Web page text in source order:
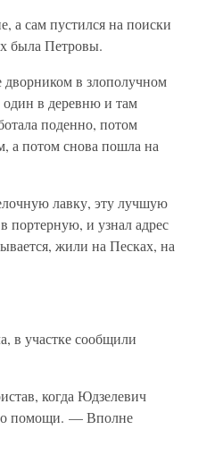
а сам пустился на поиски
была Петровы.
в злополучном
один в деревню и там
поденно, потом
а потом снова пошла на
лавку, эту лучшую
портерную, и узнал адрес
жили на Песках, на
в участке сообщили
когда Юдзелевич
о помощи. — Вполне